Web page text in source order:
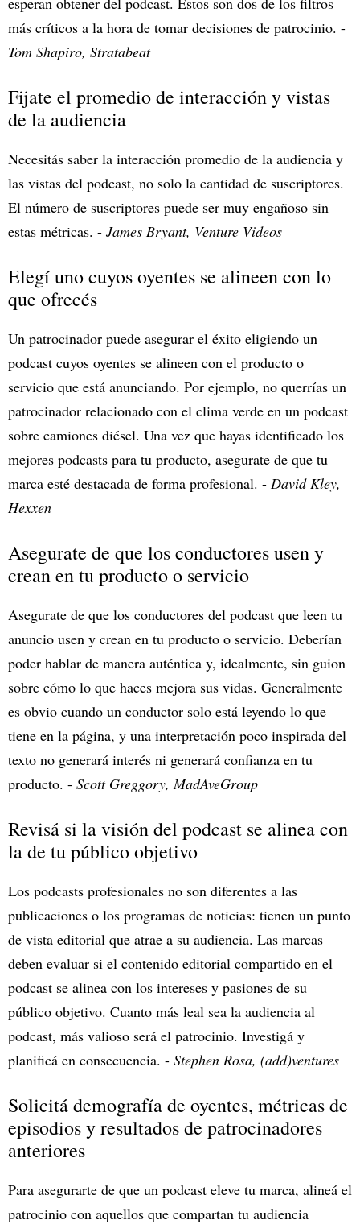
más críticos a la hora de tomar decisiones de patrocinio. -
Tom Shapiro, Stratabeat
Fijate el promedio de interacción y vistas
de la audiencia
Necesitás saber la interacción promedio de la audiencia y
las vistas del podcast, no solo la cantidad de suscriptores.
El número de suscriptores puede ser muy engañoso sin
estas métricas. - James Bryant, Venture Videos
Elegí uno cuyos oyentes se alineen con lo
que ofrecés
Un patrocinador puede asegurar el éxito eligiendo un
podcast cuyos oyentes se alineen con el producto o
servicio que está anunciando. Por ejemplo, no querrías un
patrocinador relacionado con el clima verde en un podcast
sobre camiones diésel. Una vez que hayas identificado los
mejores podcasts para tu producto, asegurate de que tu
marca esté destacada de forma profesional. - David Kley,
Hexxen
Asegurate de que los conductores usen y
crean en tu producto o servicio
Asegurate de que los conductores del podcast que leen tu
anuncio usen y crean en tu producto o servicio. Deberían
poder hablar de manera auténtica y, idealmente, sin guion
sobre cómo lo que haces mejora sus vidas. Generalmente
es obvio cuando un conductor solo está leyendo lo que
tiene en la página, y una interpretación poco inspirada del
texto no generará interés ni generará confianza en tu
producto. - Scott Greggory, MadAveGroup
Revisá si la visión del podcast se alinea con
la de tu público objetivo
Los podcasts profesionales no son diferentes a las
publicaciones o los programas de noticias: tienen un punto
de vista editorial que atrae a su audiencia. Las marcas
deben evaluar si el contenido editorial compartido en el
podcast se alinea con los intereses y pasiones de su
público objetivo. Cuanto más leal sea la audiencia al
podcast, más valioso será el patrocinio. Investigá y
planificá en consecuencia. - Stephen Rosa, (add)ventures
Solicitá demografía de oyentes, métricas de
episodios y resultados de patrocinadores
anteriores
Para asegurarte de que un podcast eleve tu marca, alineá el
patrocinio con aquellos que compartan tu audiencia